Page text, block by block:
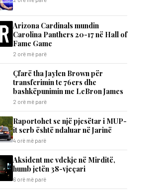
Arizona Cardinals mundin
Carolina Panthers 20-17 në Hall of
Fame Game
2 orë më parë
Çfarë tha Jaylen Brown për
transferimin te 76ers dhe
bashkëpunimin me LeBron James
2 orë më parë
Raportohet se një pjesëtar i MUP-
it serb është ndaluar në Jarinë
4 orë më parë
Aksident me vdekje në Mirditë,
humb jetën 38-vjeçari
6 orë më parë